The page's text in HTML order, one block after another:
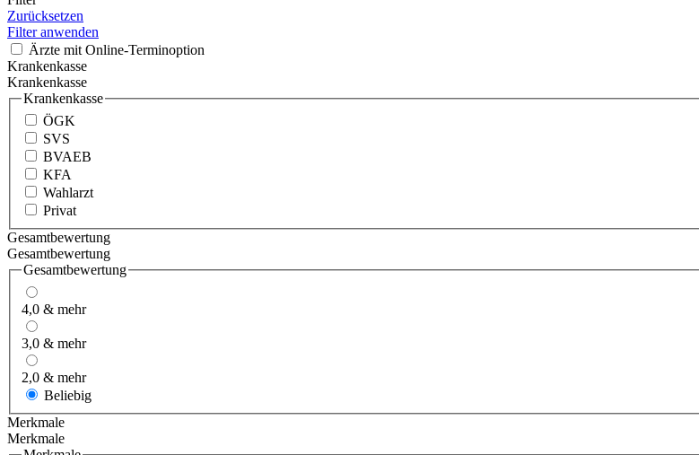
Zurücksetzen
Filter anwenden
Ärzte mit Online-Terminoption
Krankenkasse
Krankenkasse
Krankenkasse
ÖGK
SVS
BVAEB
KFA
Wahlarzt
Privat
Gesamtbewertung
Gesamtbewertung
Gesamtbewertung
4,0 & mehr
3,0 & mehr
2,0 & mehr
Beliebig
Merkmale
Merkmale